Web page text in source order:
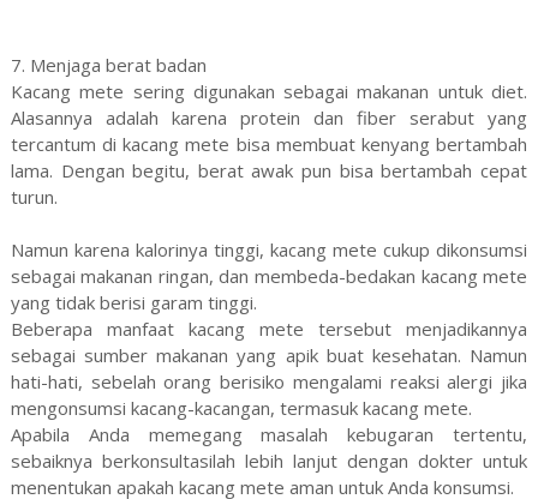
7. Menjaga berat badan
Kacang mete sering digunakan sebagai makanan untuk diet.
Alasannya adalah karena protein dan fiber serabut yang
tercantum di kacang mete bisa membuat kenyang bertambah
lama. Dengan begitu, berat awak pun bisa bertambah cepat
turun.
Namun karena kalorinya tinggi, kacang mete cukup dikonsumsi
sebagai makanan ringan, dan membeda-bedakan kacang mete
yang tidak berisi garam tinggi.
Beberapa manfaat kacang mete tersebut menjadikannya
sebagai sumber makanan yang apik buat kesehatan. Namun
hati-hati, sebelah orang berisiko mengalami reaksi alergi jika
mengonsumsi kacang-kacangan, termasuk kacang mete.
Apabila Anda memegang masalah kebugaran tertentu,
sebaiknya berkonsultasilah lebih lanjut dengan dokter untuk
menentukan apakah kacang mete aman untuk Anda konsumsi.